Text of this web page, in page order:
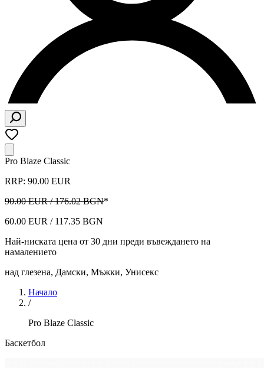
Pro Blaze Classic
RRP: 90.00 EUR
90.00 EUR / 176.02 BGN*
60.00 EUR / 117.35 BGN
Най-ниската цена от 30 дни преди въвеждането на
намалението
над глезена, Дамски, Мъжки, Унисекс
Начало
/
Pro Blaze Classic
Баскетбол